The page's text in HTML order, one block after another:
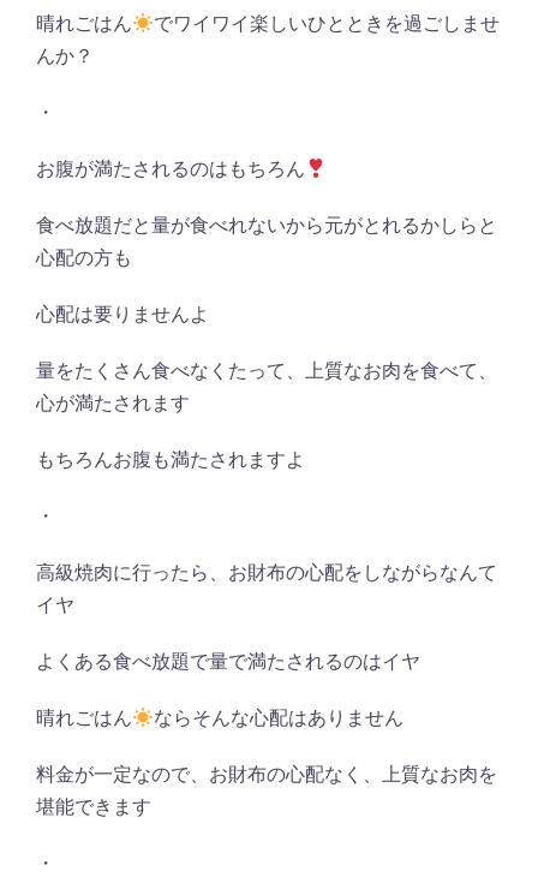
晴れごはん
でワイワイ楽しいひとときを過ごしませ
んか？
・
お腹が満たされるのはもちろん
食べ放題だと量が食べれないから元がとれるかしらと
心配の方も
心配は要りませんよ
量をたくさん食べなくたって、上質なお肉を食べて、
心が満たされます
もちろんお腹も満たされますよ
・
高級焼肉に行ったら、お財布の心配をしながらなんて
イヤ
よくある食べ放題で量で満たされるのはイヤ
晴れごはん ならそんな心配はありません
料金が一定なので、お財布の心配なく、上質なお肉を
堪能できます
・